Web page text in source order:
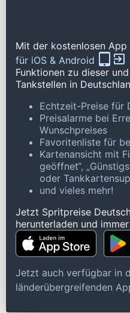
Mit der kostenlosen App
für iOS & Android
Funktionen zu dieser
Tankstellen in
Echtzeit-Preise für
Preisalarme bei
Wunschpreises
Favoritenliste für
Kartenansicht mit
geöffnet“,
oder
und vieles mehr!
Jetzt Spritpreise
herunterladen und
Jetzt auch verfügbar in
länderübergreifenden